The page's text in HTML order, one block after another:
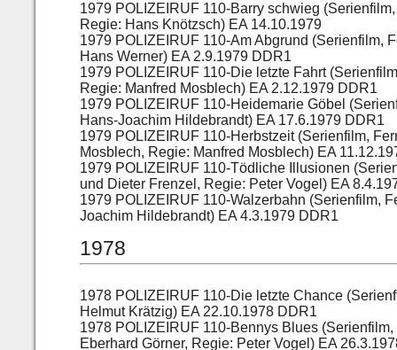
1979 POLIZEIRUF 110-Barry schwieg
Regie: Hans Knötzsch) EA 14.10.1979
1979 POLIZEIRUF 110-Am Abgrund (Serienfilm,
Hans Werner) EA 2.9.1979 DDR1
1979 POLIZEIRUF 110-Die letzte Fahrt
Regie: Manfred Mosblech) EA 2.12.1979 DDR1
1979 POLIZEIRUF 110-Heidemarie Göbel
Hans-Joachim Hildebrandt) EA 17.6.1979 DDR1
1979 POLIZEIRUF 110-Herbstzeit (Serienfilm,
Mosblech, Regie: Manfred Mosblech) EA
1979 POLIZEIRUF 110-Tödliche Illusionen
und Dieter Frenzel, Regie: Peter Vogel) EA
1979 POLIZEIRUF 110-Walzerbahn (Serienfilm,
Joachim Hildebrandt) EA 4.3.1979 DDR1
1978
1978 POLIZEIRUF 110-Die letzte Chance
Helmut Krätzig) EA 22.10.1978 DDR1
1978 POLIZEIRUF 110-Bennys Blues
Eberhard Görner, Regie: Peter Vogel) EA